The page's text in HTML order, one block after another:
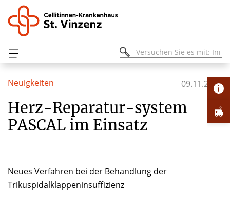
Neuigkeiten 09.11.2022
Herz-Reparatur-system
PASCAL im Einsatz
Neues Verfahren bei der Behandlung der
Trikuspidalklappen­insuffizienz